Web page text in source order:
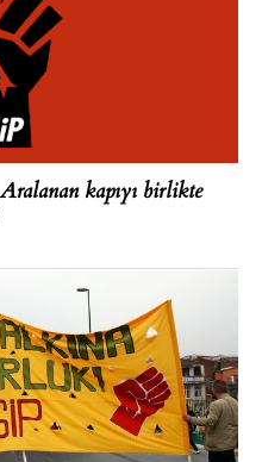
kapıyı birlikte